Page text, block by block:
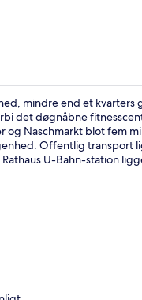
mindre end et kvarters
det døgnåbne
og Naschmarkt blot fem
Offentlig transport
U-Bahn-station